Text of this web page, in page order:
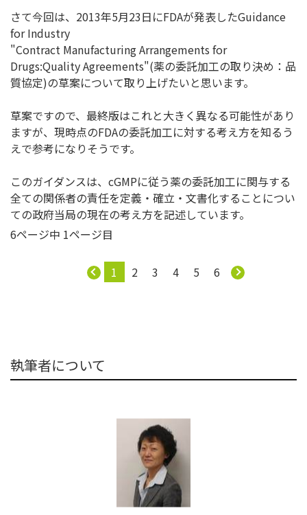
さて今回は、2013年5月23日にFDAが発表したGuidance
for Industry
"Contract Manufacturing Arrangements for
Drugs:Quality Agreements"(薬の委託加工の取り決め：品
質協定)の草案について取り上げたいと思います。
草案ですので、最終版はこれと大きく異なる可能性があり
ますが、現時点のFDAの委託加工に対する考え方を知るう
えで参考になりそうです。
このガイダンスは、cGMPに従う薬の委託加工に関与する
全ての関係者の責任を定義・確立・文書化することについ
ての政府当局の現在の考え方を記述しています。
6ページ中 1ページ目
1 2 3 4 5 6
執筆者について